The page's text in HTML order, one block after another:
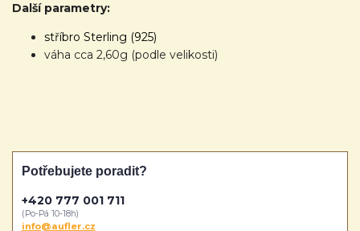
Další parametry:
stříbro Sterling (925)
váha cca 2,60g (podle velikosti)
Potřebujete poradit?
+420 777 001 711
(Po-Pá 10-18h)
info@aufler.cz